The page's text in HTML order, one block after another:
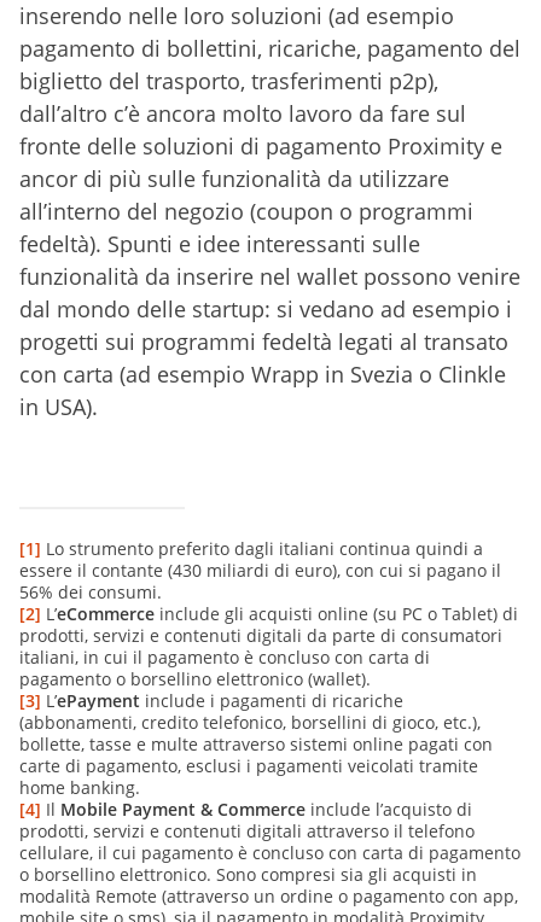
inserendo nelle loro soluzioni (ad esempio
pagamento di bollettini, ricariche, pagamento del
biglietto del trasporto, trasferimenti p2p),
dall’altro c’è ancora molto lavoro da fare sul
fronte delle soluzioni di pagamento Proximity e
ancor di più sulle funzionalità da utilizzare
all’interno del negozio (coupon o programmi
fedeltà). Spunti e idee interessanti sulle
funzionalità da inserire nel wallet possono venire
dal mondo delle startup: si vedano ad esempio i
progetti sui programmi fedeltà legati al transato
con carta (ad esempio Wrapp in Svezia o Clinkle
in USA).
[1] Lo strumento preferito dagli italiani continua quindi a
essere il contante (430 miliardi di euro), con cui si pagano il
56% dei consumi.
[2] L’eCommerce include gli acquisti online (su PC o Tablet) di
prodotti, servizi e contenuti digitali da parte di consumatori
italiani, in cui il pagamento è concluso con carta di
pagamento o borsellino elettronico (wallet).
[3] L’ePayment include i pagamenti di ricariche
(abbonamenti, credito telefonico, borsellini di gioco, etc.),
bollette, tasse e multe attraverso sistemi online pagati con
carte di pagamento, esclusi i pagamenti veicolati tramite
home banking.
[4] Il Mobile Payment & Commerce include l’acquisto di
prodotti, servizi e contenuti digitali attraverso il telefono
cellulare, il cui pagamento è concluso con carta di pagamento
o borsellino elettronico. Sono compresi sia gli acquisti in
modalità Remote (attraverso un ordine o pagamento con app,